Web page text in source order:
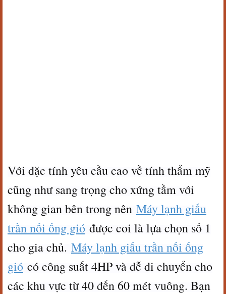
Với đặc tính yêu cầu cao về tính thẩm mỹ
cũng như sang trọng cho xứng tầm với
không gian bên trong nên Máy lạnh giấu
trần nối ống gió được coi là lựa chọn số 1
cho gia chủ. Máy lạnh giấu trần nối ống
gió có công suất 4HP và dễ di chuyển cho
các khu vực từ 40 đến 60 mét vuông. Bạn